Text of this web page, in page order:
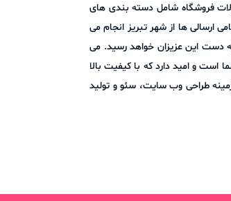
فروشگاه شامل دسته بندی های
ارسالی ها از شهر تبریز انجام می
دست این عزیزان خواهد رسید. می
مارکت با افتخار در خدمت شما است و امید دارد که با کیفیت بالا
طراحی وب سایت، سئو و تولید